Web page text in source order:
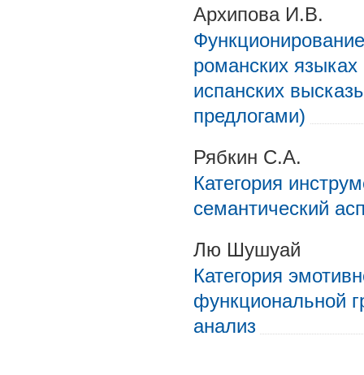
Архипова И.В.
романских
испанских
предлогами)
Рябкин С.А.
Категория
семантический
Лю Шушуай
Категория
функциональной
анализ